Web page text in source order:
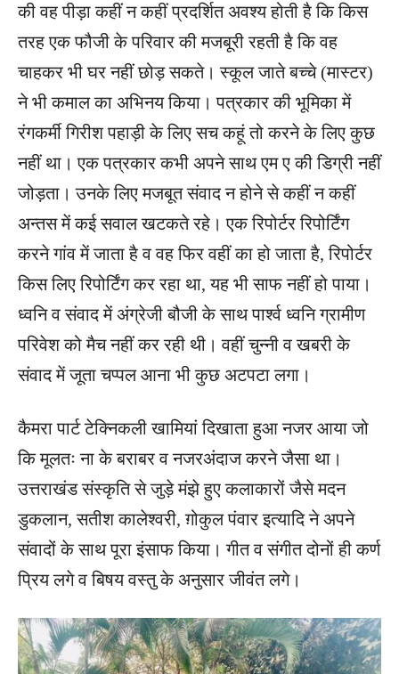
की वह पीड़ा कहीं न कहीं प्रदर्शित अवश्य होती है कि किस
तरह एक फौजी के परिवार की मजबूरी रहती है कि वह
चाहकर भी घर नहीं छोड़ सकते। स्कूल जाते बच्चे (मास्टर)
ने भी कमाल का अभिनय किया। पत्रकार की भूमिका में
रंगकर्मी गिरीश पहाड़ी के लिए सच कहूं तो करने के लिए कुछ
नहीं था। एक पत्रकार कभी अपने साथ एम ए की डिग्री नहीं
जोड़ता। उनके लिए मजबूत संवाद न होने से कहीं न कहीं
अन्तस में कई सवाल खटकते रहे। एक रिपोर्टर रिपोर्टिंग
करने गांव में जाता है व वह फिर वहीं का हो जाता है, रिपोर्टर
किस लिए रिपोर्टिंग कर रहा था, यह भी साफ नहीं हो पाया।
ध्वनि व संवाद में अंग्रेजी बौजी के साथ पार्श्व ध्वनि ग्रामीण
परिवेश को मैच नहीं कर रही थी। वहीं चुन्नी व खबरी के
संवाद में जूता चप्पल आना भी कुछ अटपटा लगा।
कैमरा पार्ट टेक्निकली खामियां दिखाता हुआ नजर आया जो
कि मूलतः ना के बराबर व नजरअंदाज करने जैसा था।
उत्तराखंड संस्कृति से जुड़े मंझे हुए कलाकारों जैसे मदन
डुकलान, सतीश कालेश्वरी, ग़ोकुल पंवार इत्यादि ने अपने
संवादों के साथ पूरा इंसाफ किया। गीत व संगीत दोनों ही कर्ण
प्रिय लगे व बिषय वस्तु के अनुसार जीवंत लगे।